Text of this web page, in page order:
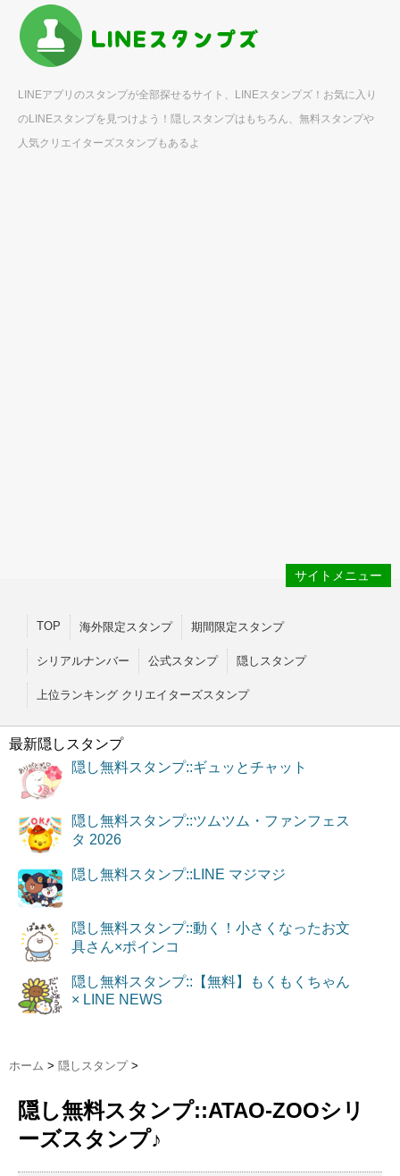
LINEアプリのスタンプが全部探せるサイト、LINEスタンプズ！お気に入り
のLINEスタンプを見つけよう！隠しスタンプはもちろん、無料スタンプや
人気クリエイターズスタンプもあるよ
サイトメニュー
TOP 海外限定スタンプ 期間限定スタンプ
シリアルナンバー 公式スタンプ 隠しスタンプ
上位ランキング クリエイターズスタンプ
最新隠しスタンプ
隠し無料スタンプ::ギュッとチャット
隠し無料スタンプ::ツムツム・ファンフェス
タ 2026
隠し無料スタンプ::LINE マジマジ
隠し無料スタンプ::動く！小さくなったお文
具さん×ポインコ
隠し無料スタンプ::【無料】もくもくちゃん
× LINE NEWS
ホーム > 隠しスタンプ >
隠し無料スタンプ::ATAO-ZOOシリ
ーズスタンプ♪